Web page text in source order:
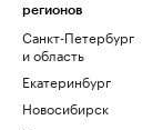
регионов
Санкт-Петербург
и область
Екатеринбург
Новосибирск